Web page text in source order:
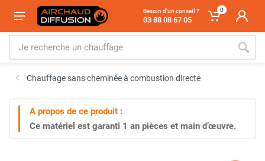
Besoin d'un conseil ?
03 88 08 67 05
0
Chauffage sans cheminée à combustion directe
A propos de ce produit :
Ce matériel est garanti 1 an pièces et main d’œuvre.